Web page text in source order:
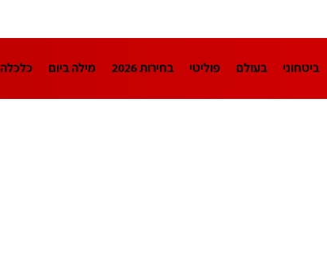
ביטחוני בעולם פוליטי בחירות 2026 מילה ביום כלכלה